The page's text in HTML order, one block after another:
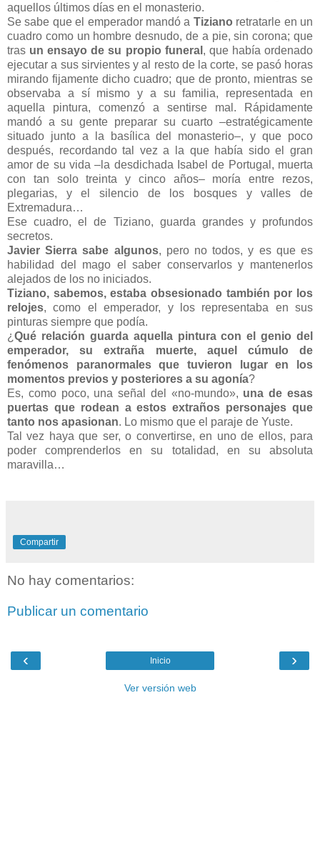
aquellos últimos días en el monasterio.
Se sabe que el emperador mandó a Tiziano retratarle en un
cuadro como un hombre desnudo, de a pie, sin corona; que
tras un ensayo de su propio funeral , que había ordenado
ejecutar a sus sirvientes y al resto de la corte, se pasó horas
mirando fijamente dicho cuadro; que de pronto, mientras se
observaba a sí mismo y a su familia, representada en
aquella pintura, comenzó a sentirse mal. Rápidamente
mandó a su gente preparar su cuarto ‒estratégicamente
situado junto a la basílica del monasterio‒, y que poco
después, recordando tal vez a la que había sido el gran
amor de su vida ‒la desdichada Isabel de Portugal, muerta
con tan solo treinta y cinco años‒ moría entre rezos,
plegarias, y el silencio de los bosques y valles de
Extremadura…
Ese cuadro, el de Tiziano, guarda grandes y profundos
secretos.
Javier Sierra sabe algunos, pero no todos, y es que es
habilidad del mago el saber conservarlos y mantenerlos
alejados de los no iniciados.
Tiziano, sabemos, estaba obsesionado también por los
relojes, como el emperador, y los representaba en sus
pinturas siempre que podía.
¿ Qué relación guarda aquella pintura con el genio del
emperador, su extraña muerte, aquel cúmulo de
fenómenos paranormales que tuvieron lugar en los
momentos previos y posteriores a su agonía?
Es, como poco, una señal del «no-mundo», una de esas
puertas que rodean a estos extraños personajes que
tanto nos apasionan. Lo mismo que el paraje de Yuste.
Tal vez haya que ser, o convertirse, en uno de ellos, para
poder comprenderlos en su totalidad, en su absoluta
maravilla…
Compartir
No hay comentarios:
Publicar un comentario
‹ ›
Inicio
Ver versión web